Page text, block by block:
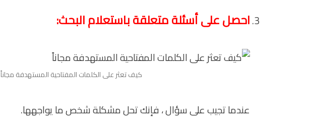
احصل على أسئلة متعلقة باستعلام البحث:
كيف تعثر على الكلمات المفتاحية المستهدفة مجاناً
عندما تجيب على سؤال ، فإنك تحل مشكلة شخص ما يواجهها.